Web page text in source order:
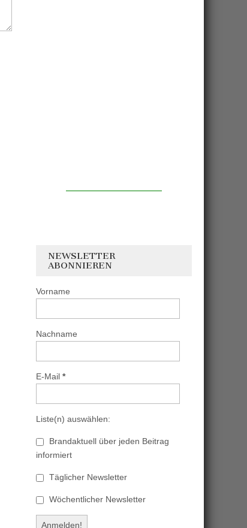
NEWSLETTER
ABONNIEREN
Vorname
Nachname
E-Mail *
Liste(n) auswählen:
Brandaktuell über jeden Beitrag
informiert
Täglicher Newsletter
Wöchentlicher Newsletter